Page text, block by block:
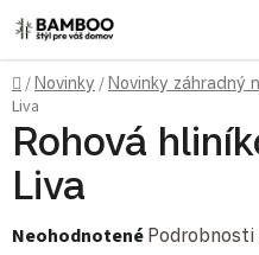
Prejsť na obsah
Domov
/Novinky /Novinky záhradný
Liva
Rohová
Liva
Priemerné hodnotenie
Neohodnotené